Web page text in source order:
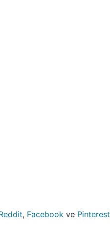
, Facebook ve Pinterest